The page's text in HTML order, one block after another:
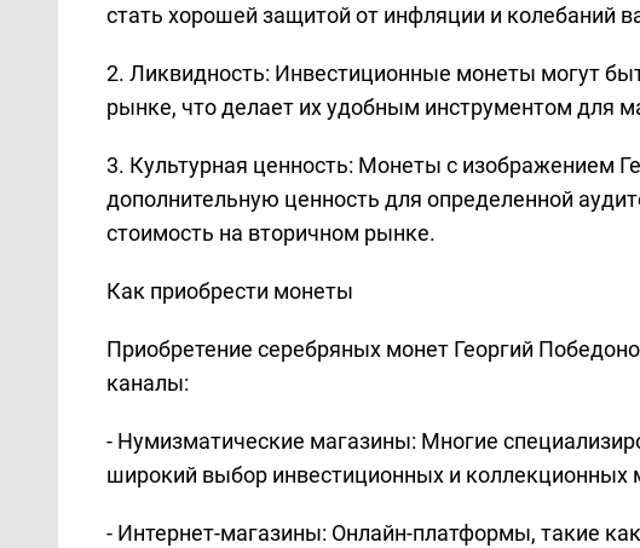
стать хорошей защитой от инфляции и колебаний
2. Ликвидность: Инвестиционные монеты могут
рынке, что делает их удобным инструментом для
3. Культурная ценность: Монеты с изображением
дополнительную ценность для определенной
стоимость на вторичном рынке.
Как приобрести монеты
Приобретение серебряных монет Георгий
каналы:
- Нумизматические магазины: Многие
широкий выбор инвестиционных и коллекционных
- Интернет-магазины: Онлайн-платформы, такие